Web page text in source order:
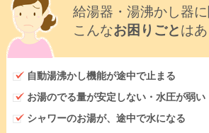
給湯器・湯沸かし器
こんなお困りごとは
自動湯沸かし機能が途中で止まる
お湯のでる量が安定しない・水圧が弱い
シャワーのお湯が、途中で水になる